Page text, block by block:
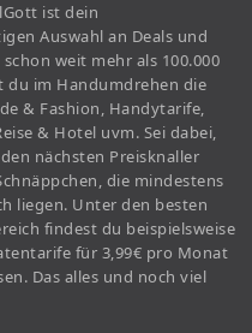
ist dein
Auswahl an Deals und
weit mehr als 100.000
du im Handumdrehen die
& Fashion, Handytarife,
& Hotel uvm. Sei dabei,
nächsten Preisknaller
die mindestens
liegen. Unter den besten
findest du beispielsweise
für 3,99€ pro Monat
Das alles und noch viel